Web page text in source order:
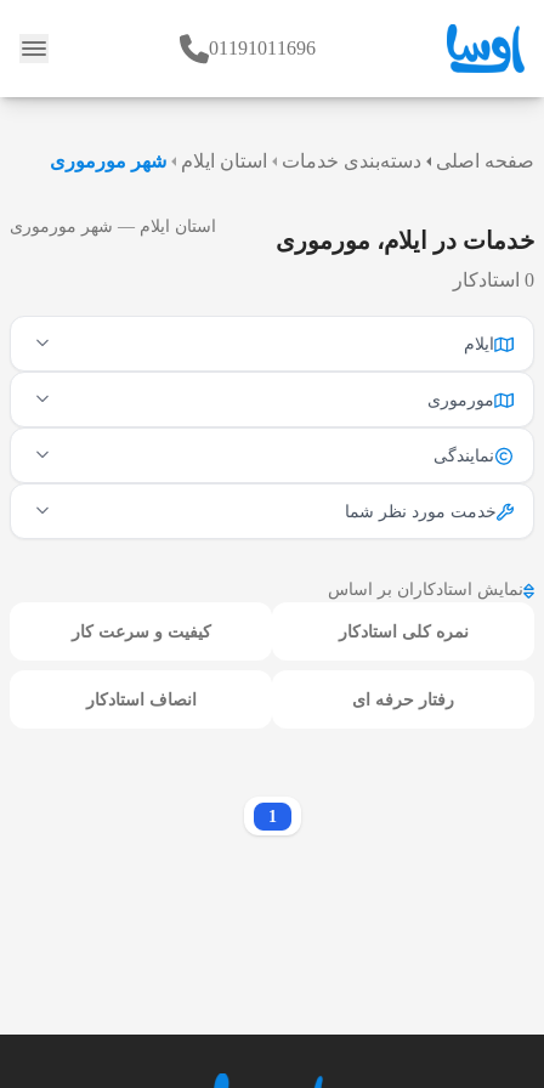
وبلاگ 01191011696
صفحه اصلی دسته‌بندی خدمات استان ایلام شهر مورموری
خدمات در ایلام، مورموری
0 استادکار
استان ایلام — شهر مورموری
ایلام
مورموری
نمایندگی
خدمت مورد نظر شما
نمایش استادکاران بر اساس
نمره کلی استادکار کیفیت و سرعت کار
رفتار حرفه ای انصاف استادکار
1